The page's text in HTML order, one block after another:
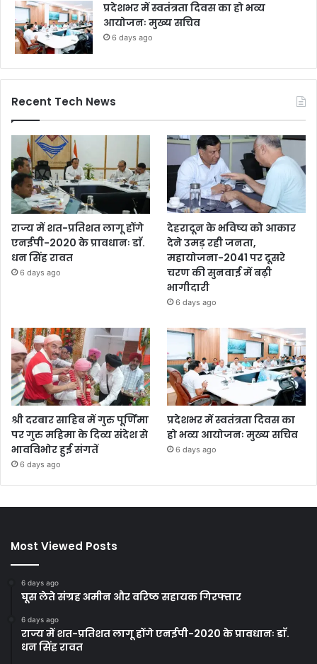
प्रदेशभर में स्वतंत्रता दिवस का हो भव्य
आयोजनः मुख्य सचिव
6 days ago
Recent Tech News
राज्य में शत-प्रतिशत लागू होंगे
एनईपी-2020 के प्रावधानः डाॅ.
धन सिंह रावत
6 days ago
देहरादून के भविष्य को आकार
देने उमड़ रही जनता,
महायोजना-2041 पर दूसरे
चरण की सुनवाई में बढ़ी
भागीदारी
6 days ago
श्री दरबार साहिब में गुरु पूर्णिमा
पर गुरु महिमा के दिव्य संदेश से
भावविभोर हुई संगतें
6 days ago
प्रदेशभर में स्वतंत्रता दिवस का
हो भव्य आयोजनः मुख्य सचिव
6 days ago
Most Viewed Posts
6 days ago
घूस लेते संग्रह अमीन और वरिष्ठ सहायक गिरफ्तार
6 days ago
राज्य में शत-प्रतिशत लागू होंगे एनईपी-2020 के प्रावधानः डाॅ.
धन सिंह रावत